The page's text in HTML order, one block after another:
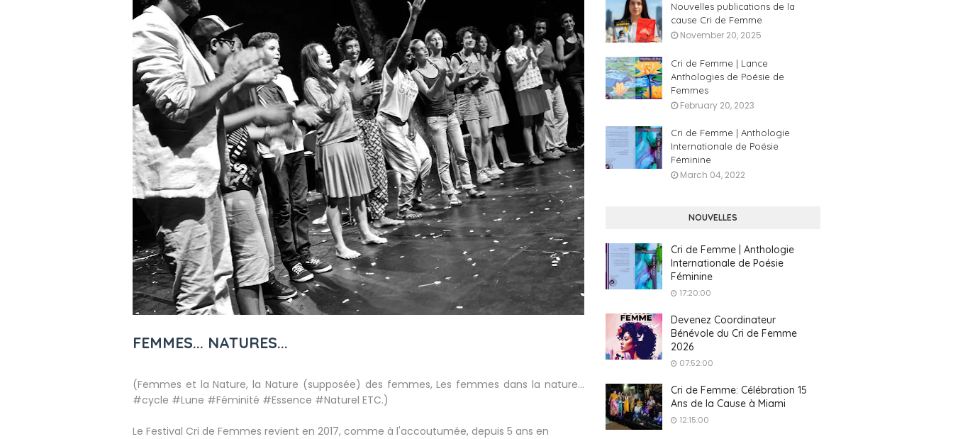
FEMMES... NATURES...
(Femmes et la Nature, la Nature (supposée) des femmes, Les femmes dans la nature...
#cycle #Lune #Féminité #Essence #Naturel ETC.)
Le Festival Cri de Femmes revient en 2017, comme à l'accoutumée, depuis 5 ans en
Nouvelles publications de la
cause Cri de Femme
November 20, 2025
Cri de Femme | Lance
Anthologies de Poésie de
Femmes
February 20, 2023
Cri de Femme | Anthologie
Internationale de Poésie
Féminine
March 04, 2022
NOUVELLES
Cri de Femme | Anthologie
Internationale de Poésie
Féminine
17:20:00
Devenez Coordinateur
Bénévole du Cri de Femme
2026
07:52:00
Cri de Femme: Célébration 15
Ans de la Cause à Miami
12:15:00